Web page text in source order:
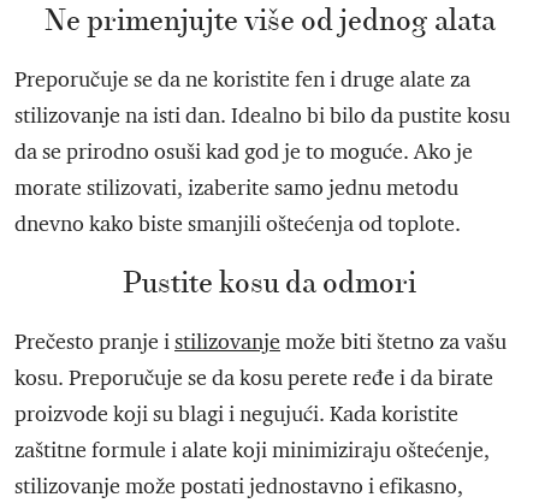
Ne primenjujte više od jednog alata
Preporučuje se da ne koristite fen i druge alate za
stilizovanje na isti dan. Idealno bi bilo da pustite kosu
da se prirodno osuši kad god je to moguće. Ako je
morate stilizovati, izaberite samo jednu metodu
dnevno kako biste smanjili oštećenja od toplote.
Pustite kosu da odmori
Prečesto pranje istilizovanje može biti štetno za vašu
kosu. Preporučuje se da kosu perete ređe i da birate
proizvode koji su blagi i negujući. Kada koristite
zaštitne formule i alate koji minimiziraju oštećenje,
stilizovanje može postati jednostavno i efikasno,